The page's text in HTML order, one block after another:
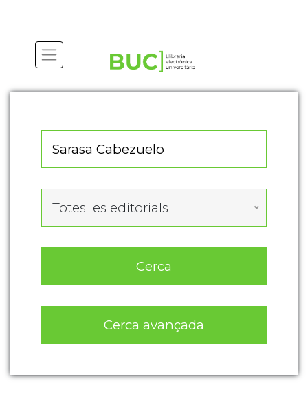
Totes les editorials
Cerca
Cerca avançada